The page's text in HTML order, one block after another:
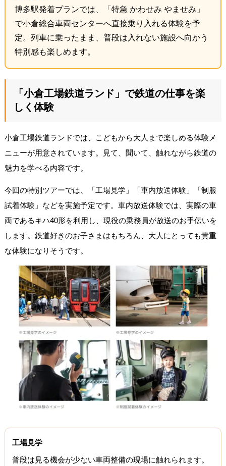
博多駅発着プランでは、「特急 かわせみ やませみ」
で小倉総合車両センターへ直接乗り入れる体験を予
定。列車に乗ったまま、普段は入れない施設へ向かう
特別感も楽しめます。
「小倉工場鉄道ランド」で鉄道の仕事を楽
しく体験
小倉工場鉄道ランドでは、こどもから大人まで楽しめる体験メ
ニューが用意されています。見て、聞いて、触れながら鉄道の
魅力を学べる内容です。
今回の特別ツアーでは、「工場見学」「車内放送体験」「制服
試着体験」などを実施予定です。車内放送体験では、実際の車
両であるキハ40形を利用し、現役の乗務員が放送のお手伝いを
します。鉄道好きのお子さまはもちろん、大人にとっても貴重
な体験になりそうです。
工場見学
普段は見る機会が少ない車両整備の現場に触れられます。